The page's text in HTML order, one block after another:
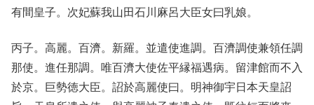
有間皇子。次妃蘇我山田石川麻呂大臣女曰乳娘。
丙子。高麗。百濟。新羅。並遣使進調。百濟調使兼領任調
那使。進任那調。唯百濟大使佐平縁福遇病。留津館而不入
於京。巨勢徳大臣。詔於高麗使曰。明神御宇日本天皇詔